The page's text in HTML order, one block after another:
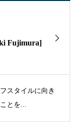
Fujimura]
スタイルに向き
とを...